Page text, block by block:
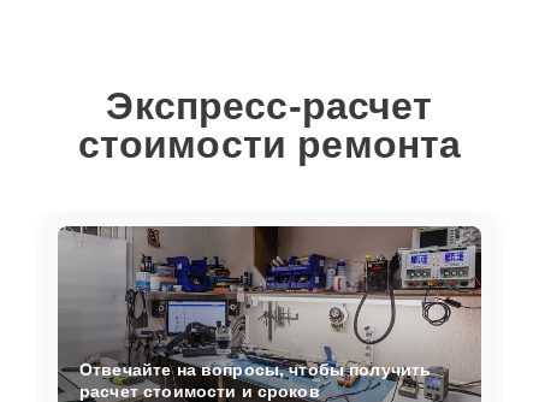
Экспресс-расчет
стоимости ремонта
Отвечайте на вопросы, чтобы получить
расчет стоимости и сроков